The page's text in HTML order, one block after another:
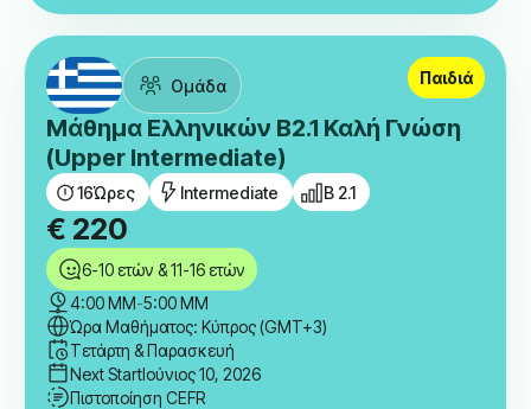
Ομάδα
Μάθημα Ελληνικών B2.1 Καλή Γνώση
(Upper Intermediate)
16Ώρες Intermediate B 2.1
Παιδιά
€ 220
6-10 ετών & 11-16 ετών
4:00 ΜΜ-5:00 ΜΜ
Ώρα Μαθήματος: Κύπρος (GMT+3)
Τετάρτη & Παρασκευή
Next StartΙούνιος 10, 2026
Πιστοποίηση CEFR